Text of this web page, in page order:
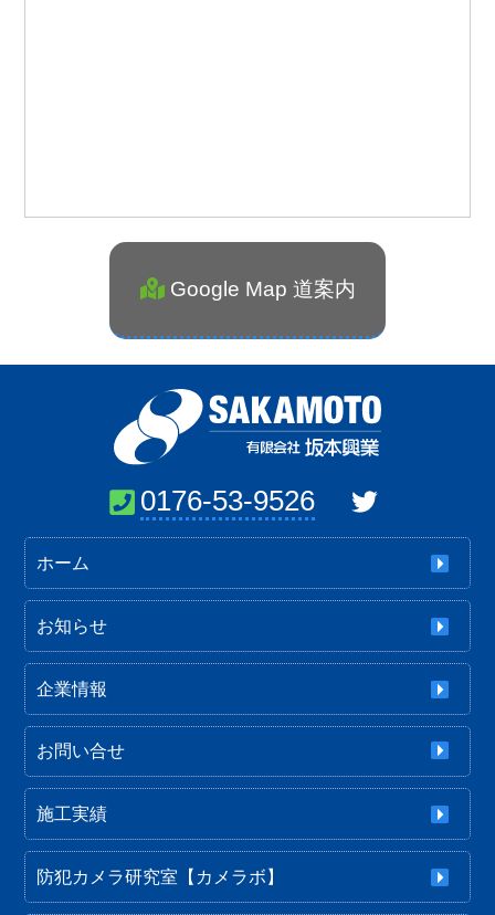
Google Map 道案内
0176-53-9526
ホーム
お知らせ
企業情報
お問い合せ
施工実績
防犯カメラ研究室【カメラボ】